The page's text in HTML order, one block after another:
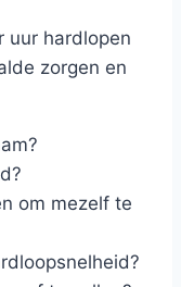
uur hardlopen
zorgen en
om mezelf te